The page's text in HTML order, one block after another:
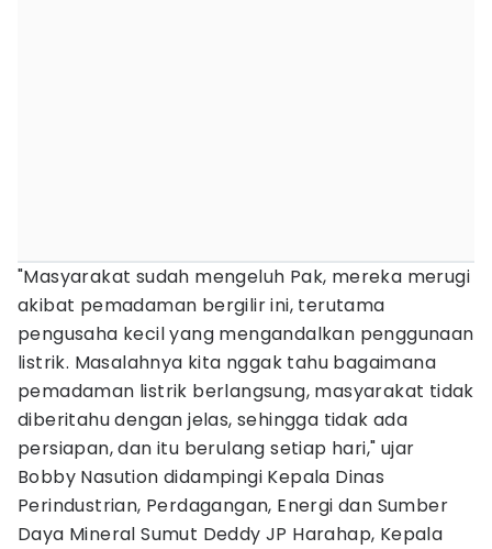
"Masyarakat sudah mengeluh Pak, mereka merugi
akibat pemadaman bergilir ini, terutama
pengusaha kecil yang mengandalkan penggunaan
listrik. Masalahnya kita nggak tahu bagaimana
pemadaman listrik berlangsung, masyarakat tidak
diberitahu dengan jelas, sehingga tidak ada
persiapan, dan itu berulang setiap hari," ujar
Bobby Nasution didampingi Kepala Dinas
Perindustrian, Perdagangan, Energi dan Sumber
Daya Mineral Sumut Deddy JP Harahap, Kepala